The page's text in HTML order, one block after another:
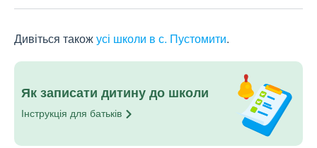
Дивіться такожусі школи в с. Пустомити.
Як записати дитину до школи
Інструкція для батьків